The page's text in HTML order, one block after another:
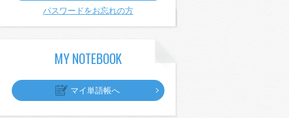
パスワードをお忘れの方
MY NOTEBOOK
マイ単語帳へ